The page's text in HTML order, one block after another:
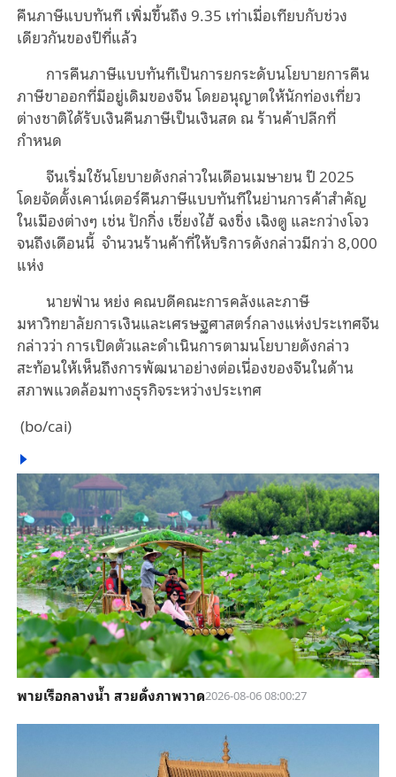
คืนภาษีแบบทันที เพิ่มขึ้นถึง 9.35 เท่าเมื่อเทียบกับช่วง
เดียวกันของปีที่แล้ว
การคืนภาษีแบบทันทีเป็นการยกระดับนโยบายการคืน
ภาษีขาออกที่มีอยู่เดิมของจีน โดยอนุญาตให้นักท่องเที่ยว
ต่างชาติได้รับเงินคืนภาษีเป็นเงินสด ณ ร้านค้าปลีกที่
กำหนด
จีนเริ่มใช้นโยบายดังกล่าวในเดือนเมษายน ปี 2025
โดยจัดตั้งเคาน์เตอร์คืนภาษีแบบทันทีในย่านการค้าสำคัญ
ในเมืองต่างๆ เช่น ปักกิ่ง เซี่ยงไฮ้ ฉงชิ่ง เฉิงตู และกว่างโจว
จนถึงเดือนนี้ จำนวนร้านค้าที่ให้บริการดังกล่าวมีกว่า 8,000
แห่ง
นายฟ่าน หย่ง คณบดีคณะการคลังและภาษี
มหาวิทยาลัยการเงินและเศรษฐศาสตร์กลางแห่งประเทศจีน
กล่าวว่า การเปิดตัวและดำเนินการตามนโยบายดังกล่าว
สะท้อนให้เห็นถึงการพัฒนาอย่างต่อเนื่องของจีนในด้าน
สภาพแวดล้อมทางธุรกิจระหว่างประเทศ
(bo/cai)
พายเรือกลางน้ำ สวยดั่งภาพวาด2026-08-06 08:00:27